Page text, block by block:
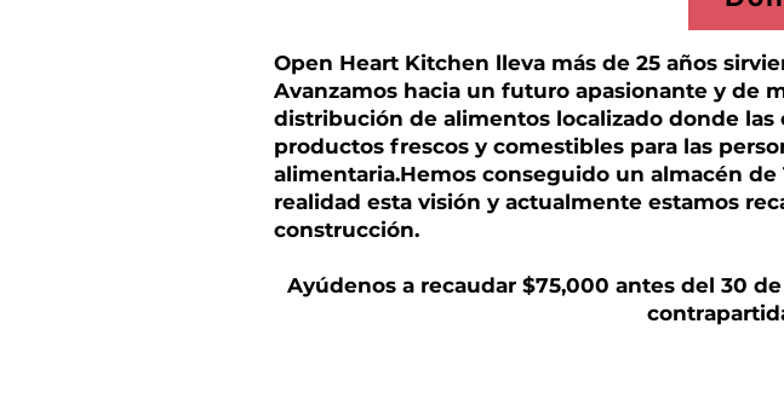
Open Heart Kitchen lleva más de 25 años
Avanzamos hacia un futuro apasionante y de
distribución de alimentos localizado donde
productos frescos y comestibles para las
alimentaria.Hemos conseguido un almacén
realidad esta visión y actualmente estamos
construcción.
Ayúdenos a recaudar $75,000 antes del 30